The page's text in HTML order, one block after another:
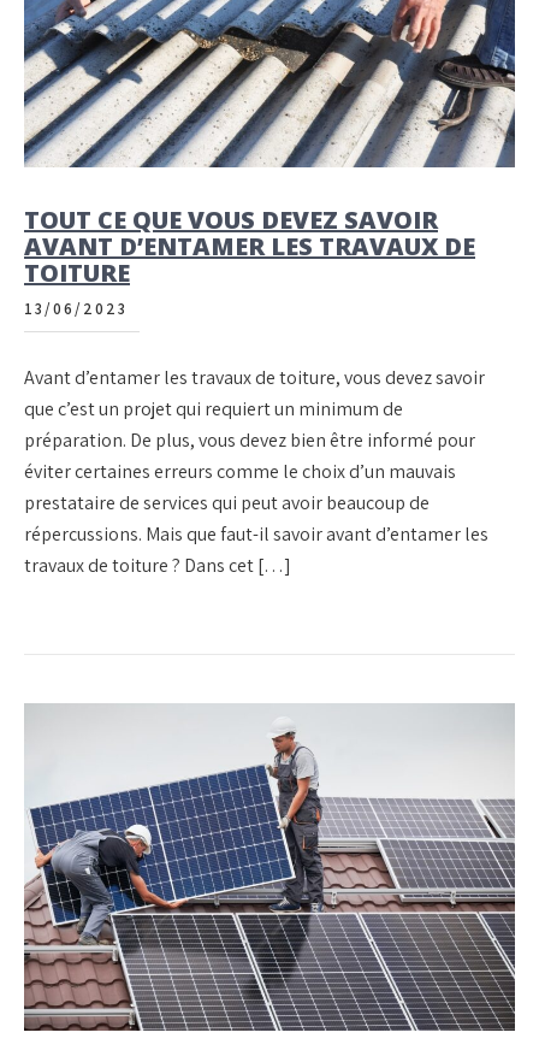
TOUT CE QUE VOUS DEVEZ SAVOIR
AVANT D’ENTAMER LES TRAVAUX DE
TOITURE
13/06/2023
Avant d’entamer les travaux de toiture, vous devez savoir
que c’est un projet qui requiert un minimum de
préparation. De plus, vous devez bien être informé pour
éviter certaines erreurs comme le choix d’un mauvais
prestataire de services qui peut avoir beaucoup de
répercussions. Mais que faut-il savoir avant d’entamer les
travaux de toiture ? Dans cet […]